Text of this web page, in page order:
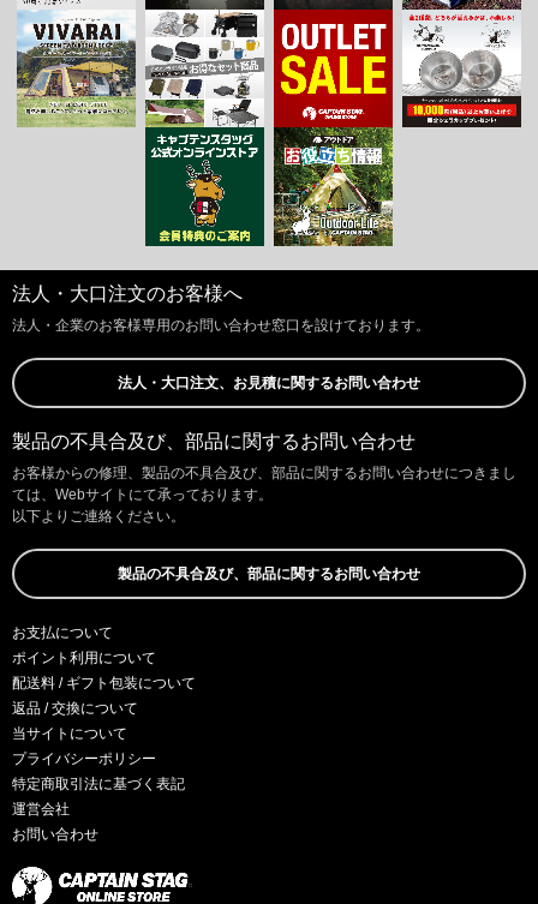
法人・大口注文のお客様へ
法人・企業のお客様専用のお問い合わせ窓口を設けております。
法人・大口注文、お見積に関するお問い合わせ
製品の不具合及び、部品に関するお問い合わせ
お客様からの修理、製品の不具合及び、部品に関するお問い合わせにつきまし
ては、Webサイトにて承っております。
以下よりご連絡ください。
製品の不具合及び、部品に関するお問い合わせ
お支払について
ポイント利用について
配送料 / ギフト包装について
返品 / 交換について
当サイトについて
プライバシーポリシー
特定商取引法に基づく表記
運営会社
お問い合わせ